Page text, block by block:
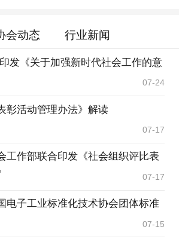
会动态 行业新闻
发《关于加强新时代社会工作的意
07-24
彰活动管理办法》解读
07-17
工作部联合印发《社会组织评比表
07-17
电子工业标准化技术协会团体标准
07-15